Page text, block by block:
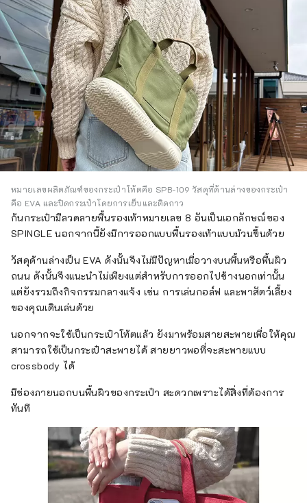
หมายเลขผลิตภัณฑ์ของกระเป๋าโท้ตคือ SPB-109 วัสดุที่ด้านล่างของกระเป๋า
คือ EVA และปิดกระเป๋าโดยการเย็บและติดกาว
ก้นกระเป๋ามีลวดลายพื้นรองเท้าหมายเลข 8 อันเป็นเอกลักษณ์ของ
SPINGLE นอกจากนี้ยังมีการออกแบบพื้นรองเท้าแบบม้วนขึ้นด้วย
วัสดุด้านล่างเป็น EVA ดังนั้นจึงไม่มีปัญหาเมื่อวางบนพื้นหรือพื้นผิว
ถนน ดังนั้นจึงแนะนำไม่เพียงแต่สำหรับการออกไปข้างนอกเท่านั้น
แต่ยังรวมถึงกิจกรรมกลางแจ้ง เช่น การเล่นกอล์ฟ และพาสัตว์เลี้ยง
ของคุณเดินเล่นด้วย
นอกจากจะใช้เป็นกระเป๋าโท้ตแล้ว ยังมาพร้อมสายสะพายเพื่อให้คุณ
สามารถใช้เป็นกระเป๋าสะพายได้ สายยาวพอที่จะสะพายแบบ
crossbody ได้
มีช่องภายนอกบนพื้นผิวของกระเป๋า สะดวกเพราะได้สิ่งที่ต้องการ
ทันที